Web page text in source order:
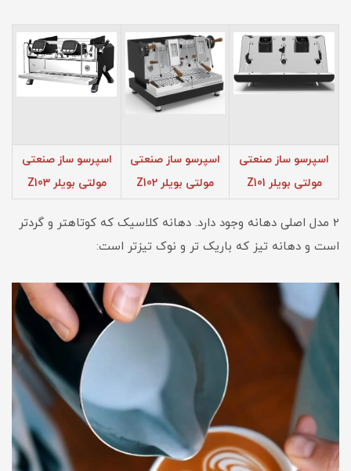
اسپرسو ساز صنعتی
مولتی بویلر Z101
اسپرسو ساز صنعتی
مولتی بویلر Z102
اسپرسو ساز صنعتی
مولتی بویلر Z103
۲ مدل اصلی دهانه وجود دارد. دهانه کلاسیک که کوتاهتر و گردتر
است و دهانه تیز که باریک تر و نوک تیزتر است: